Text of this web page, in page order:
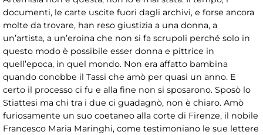
documenti, le carte uscite fuori dagli archivi, e forse ancora
molte da trovare, han reso giustizia a una donna, a
un’artista, a un’eroina che non si fa scrupoli perché solo in
questo modo è possibile esser donna e pittrice in
quell’epoca, in quel mondo. Non era affatto bambina
quando conobbe il Tassi che amò per quasi un anno. E
certo il processo ci fu e alla fine non si sposarono. Sposò lo
Stiattesi ma chi tra i due ci guadagnò, non è chiaro. Amò
furiosamente un suo coetaneo alla corte di Firenze, il nobile
Francesco Maria Maringhi, come testimoniano le sue lettere